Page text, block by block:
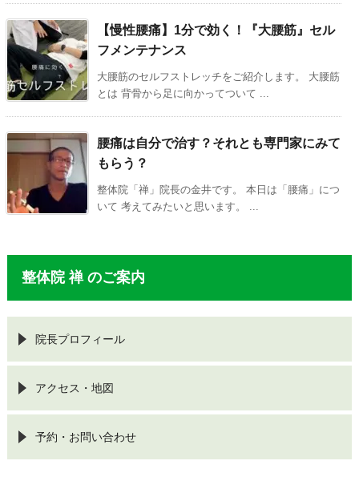
【慢性腰痛】1分で効く！『大腰筋』セル
フメンテナンス
大腰筋のセルフストレッチをご紹介します。 大腰筋
とは 背骨から足に向かってついて ...
腰痛は自分で治す？それとも専門家にみて
もらう？
整体院「禅」院長の金井です。 本日は「腰痛」につ
いて 考えてみたいと思います。 ...
整体院 禅 のご案内
院長プロフィール
アクセス・地図
予約・お問い合わせ